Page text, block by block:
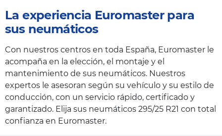
La experiencia Euromaster para
sus neumáticos
Con nuestros centros en toda España, Euromaster le
acompaña en la elección, el montaje y el
mantenimiento de sus neumáticos. Nuestros
expertos le asesoran según su vehículo y su estilo de
conducción, con un servicio rápido, certificado y
garantizado. Elija sus neumáticos 295/25 R21 con total
confianza en Euromaster.